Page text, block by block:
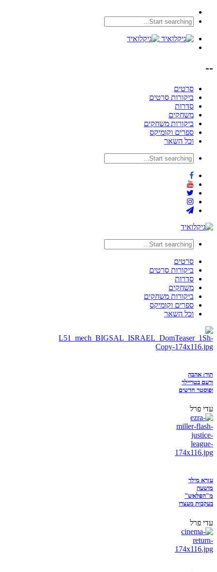
--
סרטים
ביקורות סרטים
סדרות
משחקים
ביקורות משחקים
ספרים וקומיקס
וכל השאר
סרטים
ביקורות סרטים
סדרות
משחקים
ביקורות משחקים
ספרים וקומיקס
וכל השאר
תור: אהבה
ורעם בטריילר
ופוסטר חדשים
עדי פרל
עזרא מילר
מושעה
מ"הפלאש"
בעקבות מעצרו
עדי פרל